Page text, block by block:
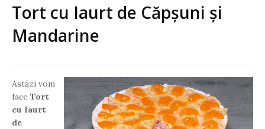
Tort cu Iaurt de Căpșuni și
Mandarine
Astăzi vom
face Tort
cu Iaurt
de